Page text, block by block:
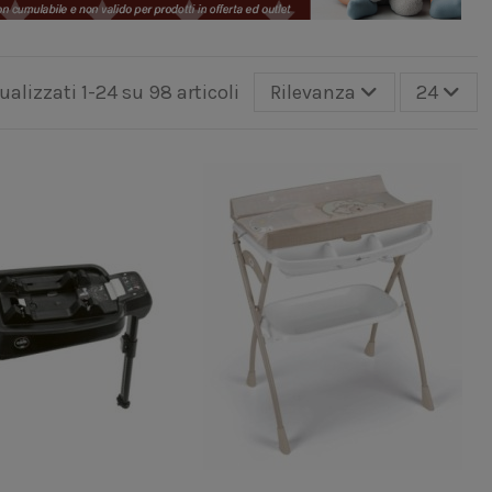
1-24 su 98 articoli Rilevanza 24